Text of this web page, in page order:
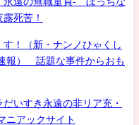
死苦！
！（新・ナンノひゃくし
報） 話題な事件からおも
いすき永遠の非リア充・
ニアックサイト